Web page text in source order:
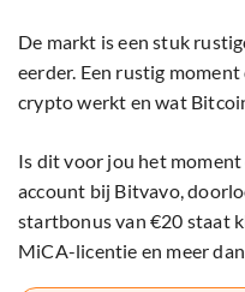
De markt is een stuk
eerder. Een rustig
crypto werkt en wat
Is dit voor jou het moment
account bij Bitvavo,
startbonus van €20 staat
MiCA-licentie en meer